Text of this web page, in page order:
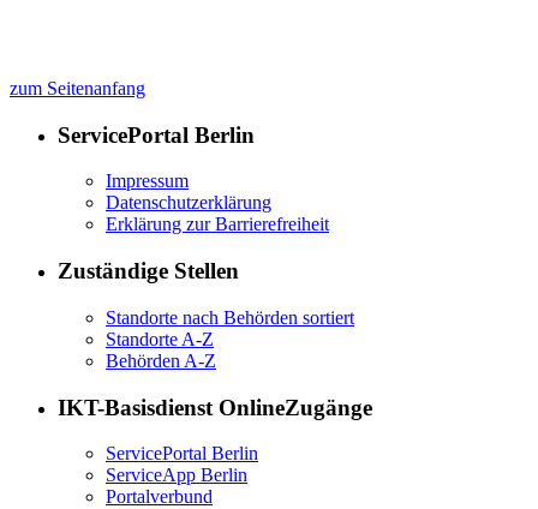
zum Seitenanfang
ServicePortal Berlin
Impressum
Datenschutzerklärung
Erklärung zur Barrierefreiheit
Zuständige Stellen
Standorte nach Behörden sortiert
Standorte A-Z
Behörden A-Z
IKT-Basisdienst OnlineZugänge
ServicePortal Berlin
ServiceApp Berlin
Portalverbund